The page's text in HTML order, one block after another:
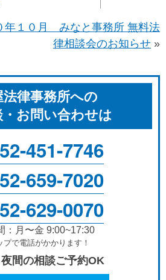
年１０月 みなと事務所 無料法
律相談会のお知らせ »
法律事務所への
お問い合わせは
451-7746
659-7020
629-0070
：月〜金 9:00~17:30
プで電話がかかります！
間の相談ご予約OK